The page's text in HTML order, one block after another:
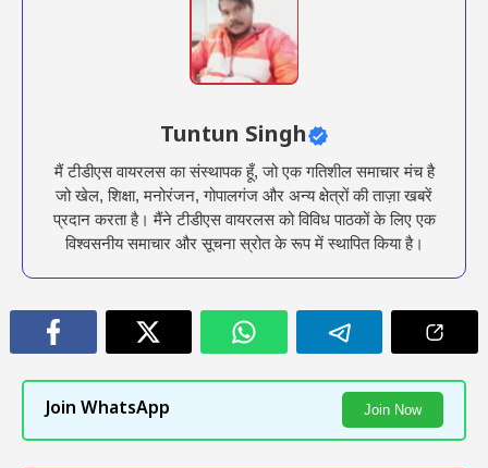
Tuntun Singh
मैं टीडीएस वायरलस का संस्थापक हूँ, जो एक गतिशील समाचार मंच है
जो खेल, शिक्षा, मनोरंजन, गोपालगंज और अन्य क्षेत्रों की ताज़ा खबरें
प्रदान करता है। मैंने टीडीएस वायरलस को विविध पाठकों के लिए एक
विश्वसनीय समाचार और सूचना स्रोत के रूप में स्थापित किया है।
Join WhatsApp Join Now